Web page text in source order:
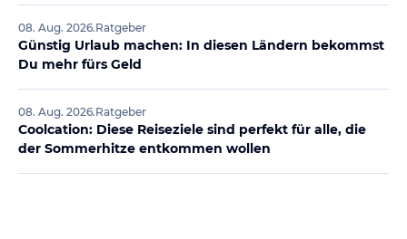
08. Aug. 2026.Ratgeber
Günstig Urlaub machen: In diesen Ländern bekommst
Du mehr fürs Geld
08. Aug. 2026.Ratgeber
Coolcation: Diese Reiseziele sind perfekt für alle, die
der Sommerhitze entkommen wollen